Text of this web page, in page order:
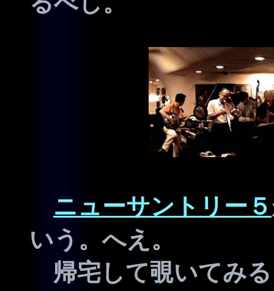
ニューサントリー５
いう。へえ。
帰宅して覗いてみ